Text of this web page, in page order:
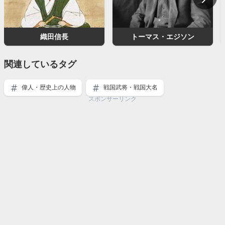
織田信長 トーマス・エジソン
関連しているタグ
偉人・歴史上の人物
戦国武将・戦国大名
スポンサーリンク